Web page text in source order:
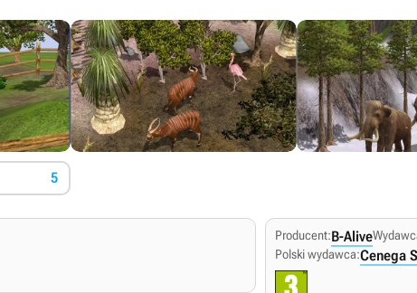
5
Producent:B-Alive
Polski wydawca:Cenega